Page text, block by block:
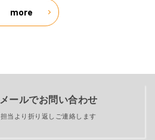
more
メールでお問い合わせ
担当より折り返しご連絡します